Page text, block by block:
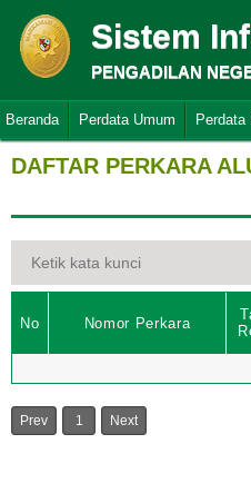
Sistem
PENGADILAN
Beranda Perdata Umum Perdata
DAFTAR PERKARA
No Nomor Perkara
Prev 1 Next